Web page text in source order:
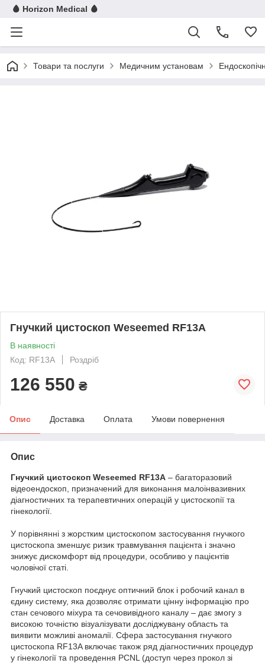
🩸 Horizon Medical 🩸
Товари та послуги Медичним установам
Гнучкий цистоскоп Weseemed RF13A
В наявності
Код: RF13A
Роздріб
126 550 ₴
Опис Доставка Оплата Умови повернення
Опис
Гнучкий цистоскоп Weseemed RF13A – багаторазовий
відеоендоскоп, призначений для виконання малоінвазивних
діагностичних та терапевтичних операцій у цистоскопії та
гінекології.
У порівнянні з жорстким цистоскопом застосування гнучкого
цистоскопа зменшує ризик травмування пацієнта і значно
знижує дискомфорт від процедури, особливо у пацієнтів
чоловічої статі.
Гнучкий цистоскоп поєднує оптичний блок і робочий канал в
єдину систему, яка дозволяє отримати цінну інформацію про
стан сечового міхура та сечовивідного каналу – дає змогу з
високою точністю візуалізувати досліджувану область та
виявити можливі аномалії. Сфера застосування гнучкого
цистоскопа RF13A включає також ряд діагностичних процедур
у гінекології та проведення PCNL (доступ через прокол зі